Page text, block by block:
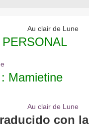
Mamietine
con la